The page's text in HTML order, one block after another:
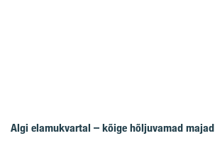
Algi elamukvartal – kõige hõljuvamad majad